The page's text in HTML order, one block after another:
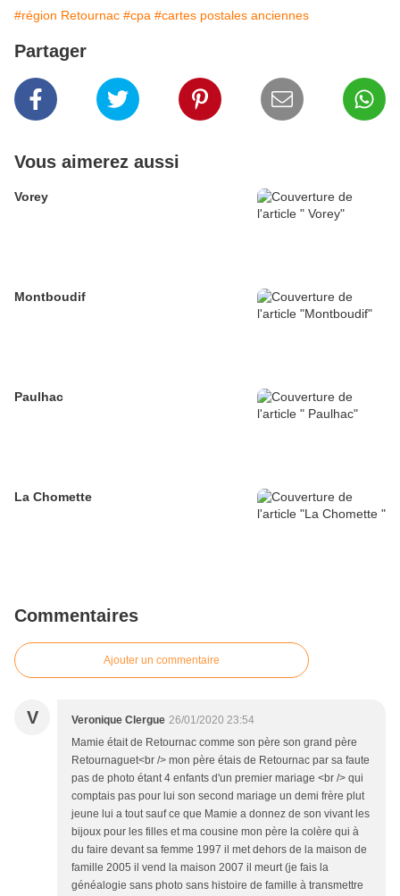
#région Retournac #cpa #cartes postales anciennes
Partager
Vous aimerez aussi
Vorey
Montboudif
Paulhac
La Chomette
Commentaires
Ajouter un commentaire
V Veronique Clergue 26/01/2020 23:54
Mamie était de Retournac comme son père son grand père
Retournaguet<br /> mon père étais de Retournac par sa faute
pas de photo étant 4 enfants d'un premier mariage <br /> qui
comptais pas pour lui son second mariage un demi frère plut
jeune lui a tout sauf ce que Mamie a donnez de son vivant les
bijoux pour les filles et ma cousine mon père la colère qui à
du faire devant sa femme 1997 il met dehors de la maison de
famille 2005 il vend la maison 2007 il meurt (je fais la
généalogie sans photo sans histoire de famille à transmettre